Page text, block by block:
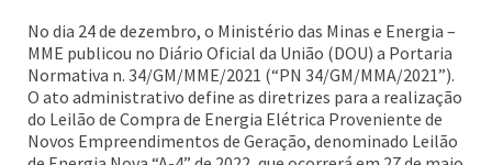
No dia 24 de dezembro, o Ministério das Minas e Energia –
MME publicou no Diário Oficial da União (DOU) a Portaria
Normativa n. 34/GM/MME/2021 (“PN 34/GM/MMA/2021”).
O ato administrativo define as diretrizes para a realização
do Leilão de Compra de Energia Elétrica Proveniente de
Novos Empreendimentos de Geração, denominado Leilão